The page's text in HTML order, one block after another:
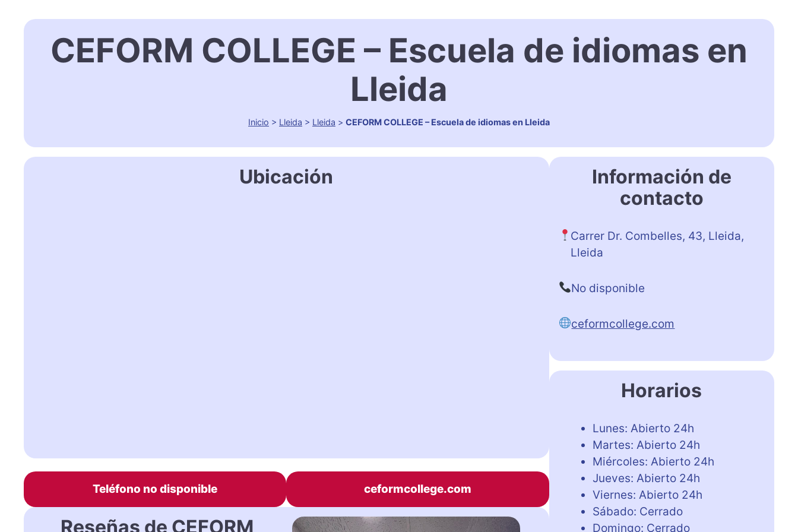
CEFORM COLLEGE – Escuela de idiomas en
Lleida
Inicio > Lleida > Lleida > CEFORM COLLEGE – Escuela de idiomas en Lleida
Ubicación
Teléfono no disponible ceformcollege.com
Reseñas de CEFORM
Información de
contacto
Carrer Dr. Combelles, 43, Lleida,
Lleida
No disponible
ceformcollege.com
Horarios
Lunes: Abierto 24h
Martes: Abierto 24h
Miércoles: Abierto 24h
Jueves: Abierto 24h
Viernes: Abierto 24h
Sábado: Cerrado
Domingo: Cerrado